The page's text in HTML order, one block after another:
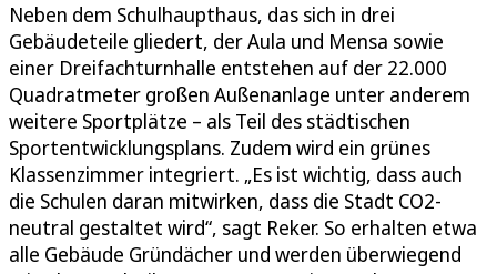
Neben dem Schulhaupthaus, das sich in drei
Gebäudeteile gliedert, der Aula und Mensa sowie
einer Dreifachturnhalle entstehen auf der 22.000
Quadratmeter großen Außenanlage unter anderem
weitere Sportplätze – als Teil des städtischen
Sportentwicklungsplans. Zudem wird ein grünes
Klassenzimmer integriert. „Es ist wichtig, dass auch
die Schulen daran mitwirken, dass die Stadt CO2-
neutral gestaltet wird“, sagt Reker. So erhalten etwa
alle Gebäude Gründächer und werden überwiegend